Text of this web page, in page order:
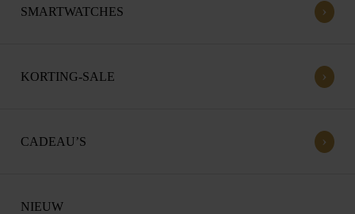
SMARTWATCHES ›
KORTING-SALE ›
CADEAU’S ›
NIEUW